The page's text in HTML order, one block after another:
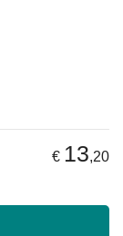
€ 13,20